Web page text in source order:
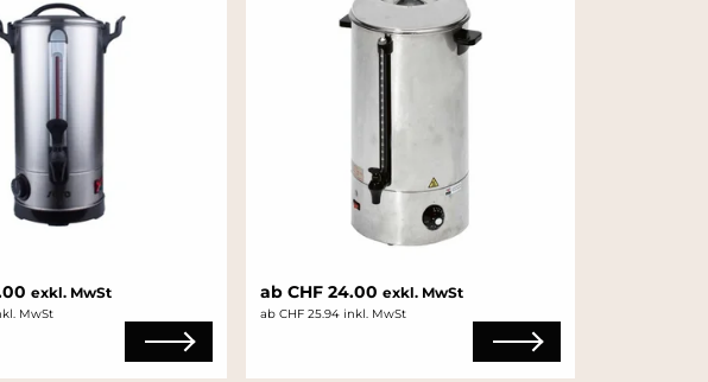
exkl. MwSt
MwSt
ab CHF 24.00 exkl. MwSt
ab CHF 25.94 inkl. MwSt